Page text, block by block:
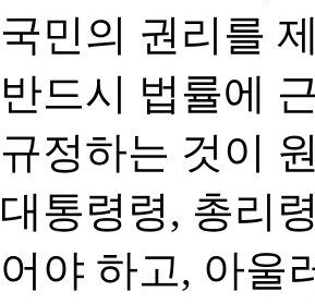
국민의 권리를
반드시 법률에
규정하는 것이
대통령령, 총리
어야 하고, 아울